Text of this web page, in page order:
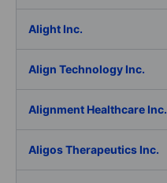
Alight Inc.
Align Technology Inc.
Alignment Healthcare Inc.
Aligos Therapeutics Inc.